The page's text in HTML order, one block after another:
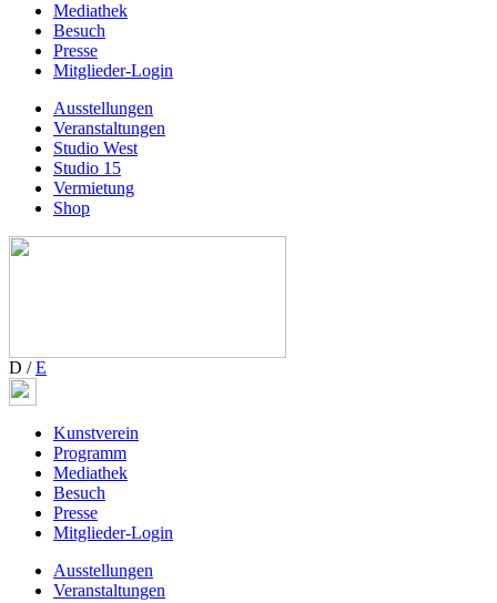
Mediathek
Besuch
Presse
Mitglieder-Login
Ausstellungen
Veranstaltungen
Studio West
Studio 15
Vermietung
Shop
D /E
Kunstverein
Programm
Mediathek
Besuch
Presse
Mitglieder-Login
Ausstellungen
Veranstaltungen